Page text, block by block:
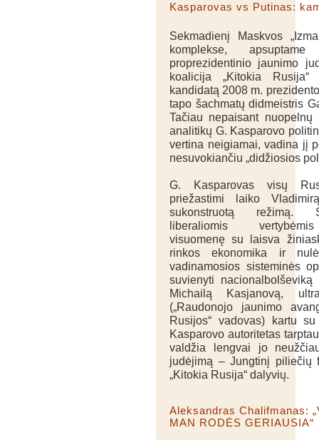
Kasparovas vs Putinas:
Sekmadienį Maskvos
komplekse, apsuptame
proprezidentinio jaunimo
koalicija „Kitokia Rusija“
kandidatą 2008 m.
tapo šachmatų didmeistris
Tačiau nepaisant nuopelnų
analitikų G. Kasparovo
vertina neigiamai, vadina jį
nesuvokiančiu „didžiosios
G. Kasparovas visų
priežastimi laiko
sukonstruotą režimą.
liberaliomis
visuomenę su laisva
rinkos ekonomika ir
vadinamosios sisteminės
suvienyti
Michailą Kasjanovą,
(„Raudonojo jaunimo
Rusijos“ vadovas) kartu
Kasparovo autoritetas
valdžia lengvai jo
judėjimą – Jungtinį piliečių
„Kitokia Rusija“ dalyvių.
Aleksandrаs Chalifmanas:
MAN RODĖS GERIAUSIA“